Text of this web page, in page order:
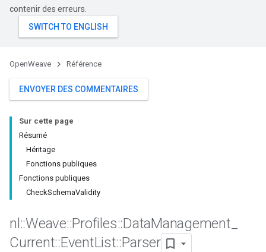
contenir des erreurs.
OpenWeave Référence
ENVOYER DES COMMENTAIRES
Sur cette page
Résumé
Héritage
Fonctions publiques
Fonctions publiques
CheckSchemaValidity
nl ::Weave::Profiles::DataManagement
Current::EventList::Parser